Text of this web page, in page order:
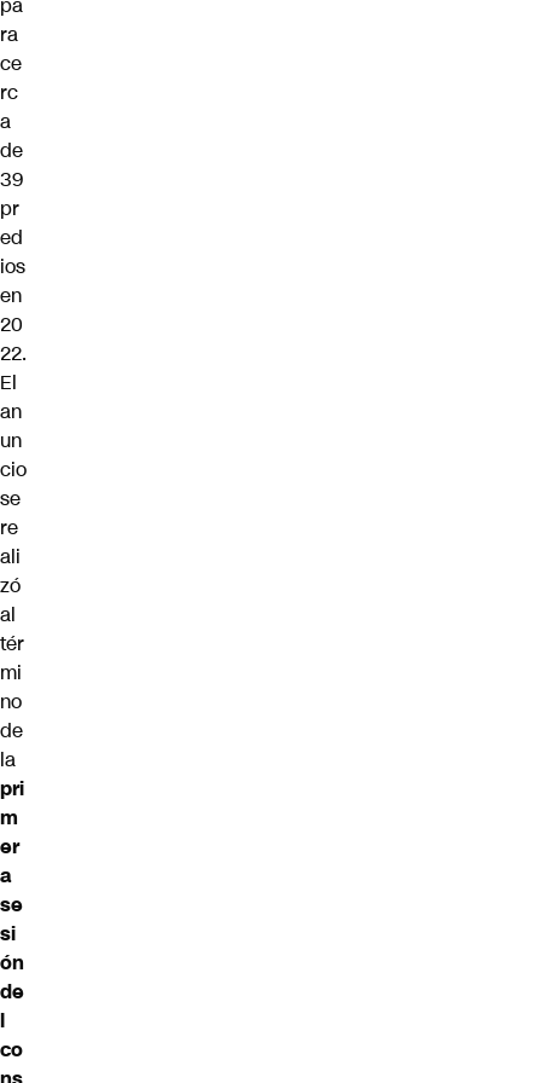
ra
ce
rc
a
de
39
pr
ed
ios
en
20
22.
El
an
un
cio
se
re
ali
zó
al
tér
mi
no
de
la
pri
m
er
a
se
si
ón
de
l
co